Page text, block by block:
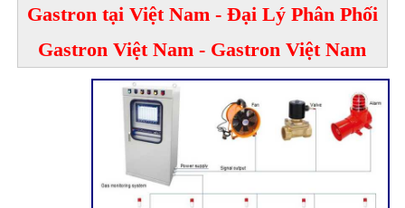
Gastron tại Việt Nam - Đại Lý Phân Phối
Gastron Việt Nam - Gastron Việt Nam